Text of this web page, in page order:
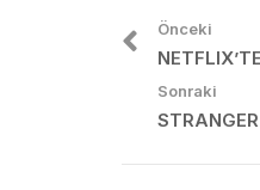
Önceki
Sonraki